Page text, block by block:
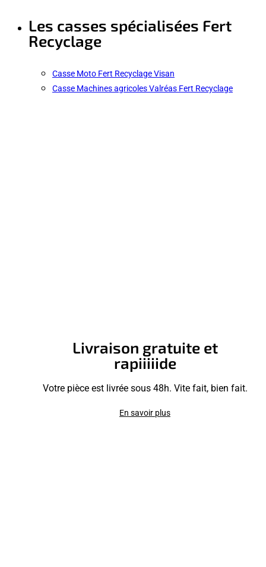
Les casses spécialisées Fert
Recyclage
Casse Moto Fert Recyclage Visan
Casse Machines agricoles Valréas Fert Recyclage
Livraison gratuite et
rapiiiiide
Votre pièce est livrée sous 48h. Vite fait, bien fait.
En savoir plus